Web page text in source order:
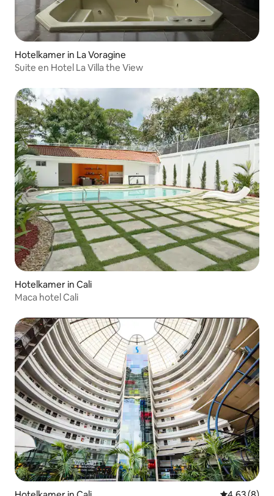
Hotelkamer in La Voragine
Suite en Hotel La Villa the View
Hotelkamer in Cali
Maca hotel Cali